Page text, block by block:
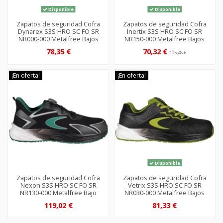
Disponible
Zapatos de seguridad Cofra
Dynarex S3S HRO SC FO SR
NR000-000 Metalfree Bajos
78,35 €
Disponible
Zapatos de seguridad Cofra
Inertix S3S HRO SC FO SR
NR150-000 Metalfree Bajos
70,32 €105,48 €
¡En oferta!
Zapatos de seguridad Cofra
Nexon S3S HRO SC FO SR
NR130-000 Metalfree Bajo
119,02 €
¡En oferta!
Disponible
Zapatos de seguridad Cofra
Vetrix S3S HRO SC FO SR
NR030-000 Metalfree Bajos
81,33 €